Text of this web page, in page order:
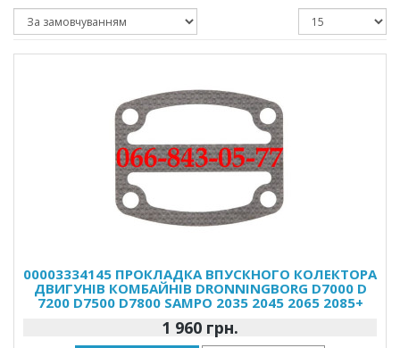
00003334145 ПРОКЛАДКА ВПУСКНОГО КОЛЕКТОРА
ДВИГУНІВ КОМБАЙНІВ DRONNINGBORG D7000 D
7200 D7500 D7800 SAMPO 2035 2045 2065 2085+
1 960 грн.